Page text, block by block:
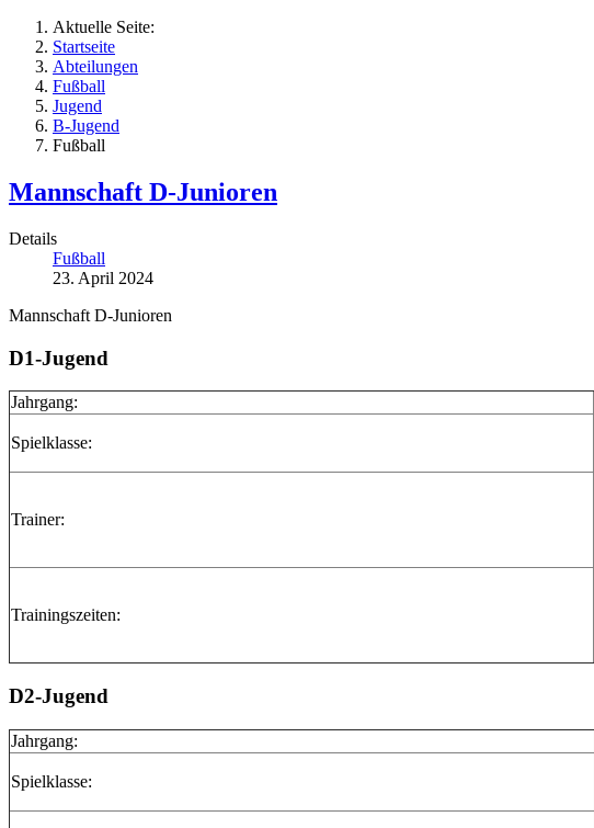
Aktuelle Seite:
Startseite
Abteilungen
Fußball
Jugend
B-Jugend
Fußball
Mannschaft D-Junioren
Details
Fußball
23. April 2024
Mannschaft D-Junioren
D1-Jugend
Jahrgang:
Spielklasse:
Trainer:
Trainingszeiten:
D2-Jugend
Jahrgang:
Spielklasse: